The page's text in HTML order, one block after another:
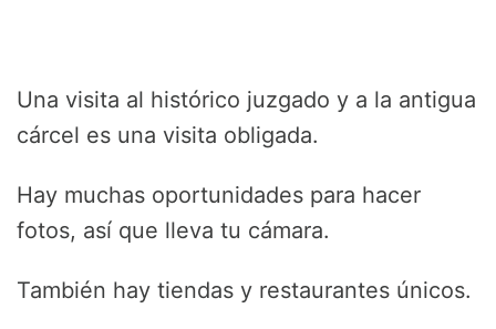
Una visita al histórico juzgado y a la antigua
cárcel es una visita obligada.
Hay muchas oportunidades para hacer
fotos, así que lleva tu cámara.
También hay tiendas y restaurantes únicos.